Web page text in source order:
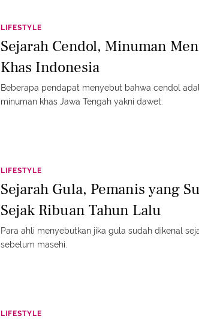
LIFESTYLE
Sejarah Cendol, Minuman
Khas Indonesia
Beberapa pendapat menyebut bahwa cendol
minuman khas Jawa Tengah yakni dawet.
LIFESTYLE
Sejarah Gula, Pemanis yang
Sejak Ribuan Tahun Lalu
Para ahli menyebutkan jika gula sudah dikenal
sebelum masehi.
LIFESTYLE